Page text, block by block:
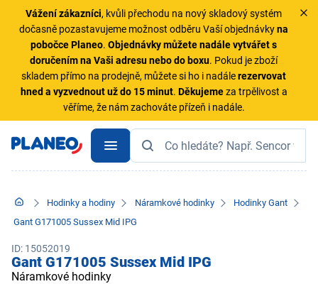
Vážení zákazníci, kvůli přechodu na nový skladový systém
dočasně pozastavujeme možnost odběru Vaší objednávkyna
pobočce Planeo.Objednávky můžete nadále vytvářet s
doručením na Vaši adresu nebo do boxu. Pokud je zboží
skladem přímo na prodejně, můžete si ho i nadálerezervovat
hned a vyzvednout už do 15 minut. Děkujemeza trpělivost a
věříme, že nám zachováte přízeň i nadále.
Hodinky a hodiny Náramkové hodinky
Hodinky Gant
Gant G171005 Sussex Mid IPG
ID: 15052019
Gant G171005 Sussex Mid IPG
Náramkové hodinky